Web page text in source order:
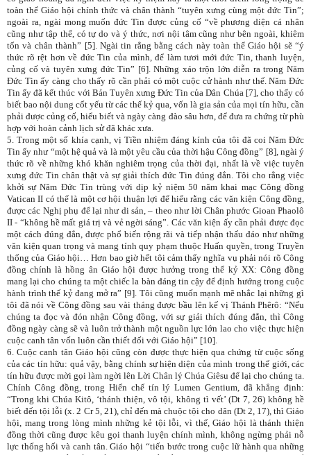
toàn thể Giáo hội chính thức và chân thành “tuyên xưng cùng một đức Tin”;
ngoài ra, ngài mong muốn đức Tin được củng cố “về phương diện cá nhân
cũng như tập thể, có tự do và ý thức, nơi nội tâm cũng như bên ngoài, khiêm
tốn và chân thành” [5]. Ngài tin rằng bằng cách này toàn thể Giáo hội sẽ “ý
thức rõ rệt hơn về đức Tin của mình, để làm tươi mới đức Tin, thanh luyện,
củng cố và tuyên xưng đức Tin” [6]. Những xáo trộn lớn diễn ra trong Năm
Đức Tin ấy càng cho thấy rõ cần phải có một cuộc cử hành như thế. Năm Đức
Tin ấy đã kết thúc với Bản Tuyên xưng Đức Tin của Dân Chúa [7], cho thấy có
biết bao nội dung cốt yếu từ các thế kỷ qua, vốn là gia sản của mọi tín hữu, cần
phải được củng cố, hiểu biết và ngày càng đào sâu hơn, để đưa ra chứng từ phù
hợp với hoàn cảnh lịch sử đã khác xưa.
5. Trong một số khía cạnh, vị Tiền nhiệm đáng kính của tôi đã coi Năm Đức
Tin ấy như “một hệ quả và là một yêu cầu của thời hậu Công đồng” [8], ngài ý
thức rõ về những khó khăn nghiêm trọng của thời đại, nhất là về việc tuyên
xưng đức Tin chân thật và sự giải thích đức Tin đúng đắn. Tôi cho rằng việc
khởi sự Năm Đức Tin trùng với dịp kỷ niệm 50 năm khai mạc Công đồng
Vatican II có thể là một cơ hội thuận lợi để hiểu rằng các văn kiện Công đồng,
được các Nghị phụ để lại như di sản, – theo như lời Chân phước Gioan Phaolô
II - “không hề mất giá trị và vẻ ngời sáng”. Các văn kiện ấy cần phải được đọc
một cách đúng đắn, được phổ biến rộng rãi và tiếp nhận thấu đáo như những
văn kiện quan trọng và mang tính quy phạm thuộc Huấn quyền, trong Truyền
thống của Giáo hội… Hơn bao giờ hết tôi cảm thấy nghĩa vụ phải nói rõ Công
đồng chính là hồng ân Giáo hội được hưởng trong thế kỷ XX: Công đồng
mang lại cho chúng ta một chiếc la bàn đáng tin cậy để định hướng trong cuộc
hành trình thế kỷ đang mở ra” [9]. Tôi cũng muốn mạnh mẽ nhắc lại những gì
tôi đã nói về Công đồng sau vài tháng được bầu lên kế vị Thánh Phêrô: “Nếu
chúng ta đọc và đón nhận Công đồng, với sự giải thích đúng đắn, thì Công
đồng ngày càng sẽ và luôn trở thành một nguồn lực lớn lao cho việc thực hiện
cuộc canh tân vốn luôn cần thiết đối với Giáo hội” [10].
6. Cuộc canh tân Giáo hội cũng còn được thực hiện qua chứng từ cuộc sống
của các tín hữu: quả vậy, bằng chính sự hiện diện của mình trong thế giới, các
tín hữu được mời gọi làm ngời lên Lời Chân lý Chúa Giêsu để lại cho chúng ta.
Chính Công đồng, trong Hiến chế tín lý Lumen Gentium, đã khẳng định:
“Trong khi Chúa Kitô, ‘thánh thiện, vô tội, không tì vết’ (Dt 7, 26) không hề
biết đến tội lỗi (x. 2 Cr 5, 21), chỉ đến mà chuộc tội cho dân (Dt 2, 17), thì Giáo
hội, mang trong lòng mình những kẻ tội lỗi, vì thế, Giáo hội là thánh thiện
đồng thời cũng được kêu gọi thanh luyện chính mình, không ngừng phải nỗ
lực thống hối và canh tân. Giáo hội “tiến bước trong cuộc lữ hành qua những